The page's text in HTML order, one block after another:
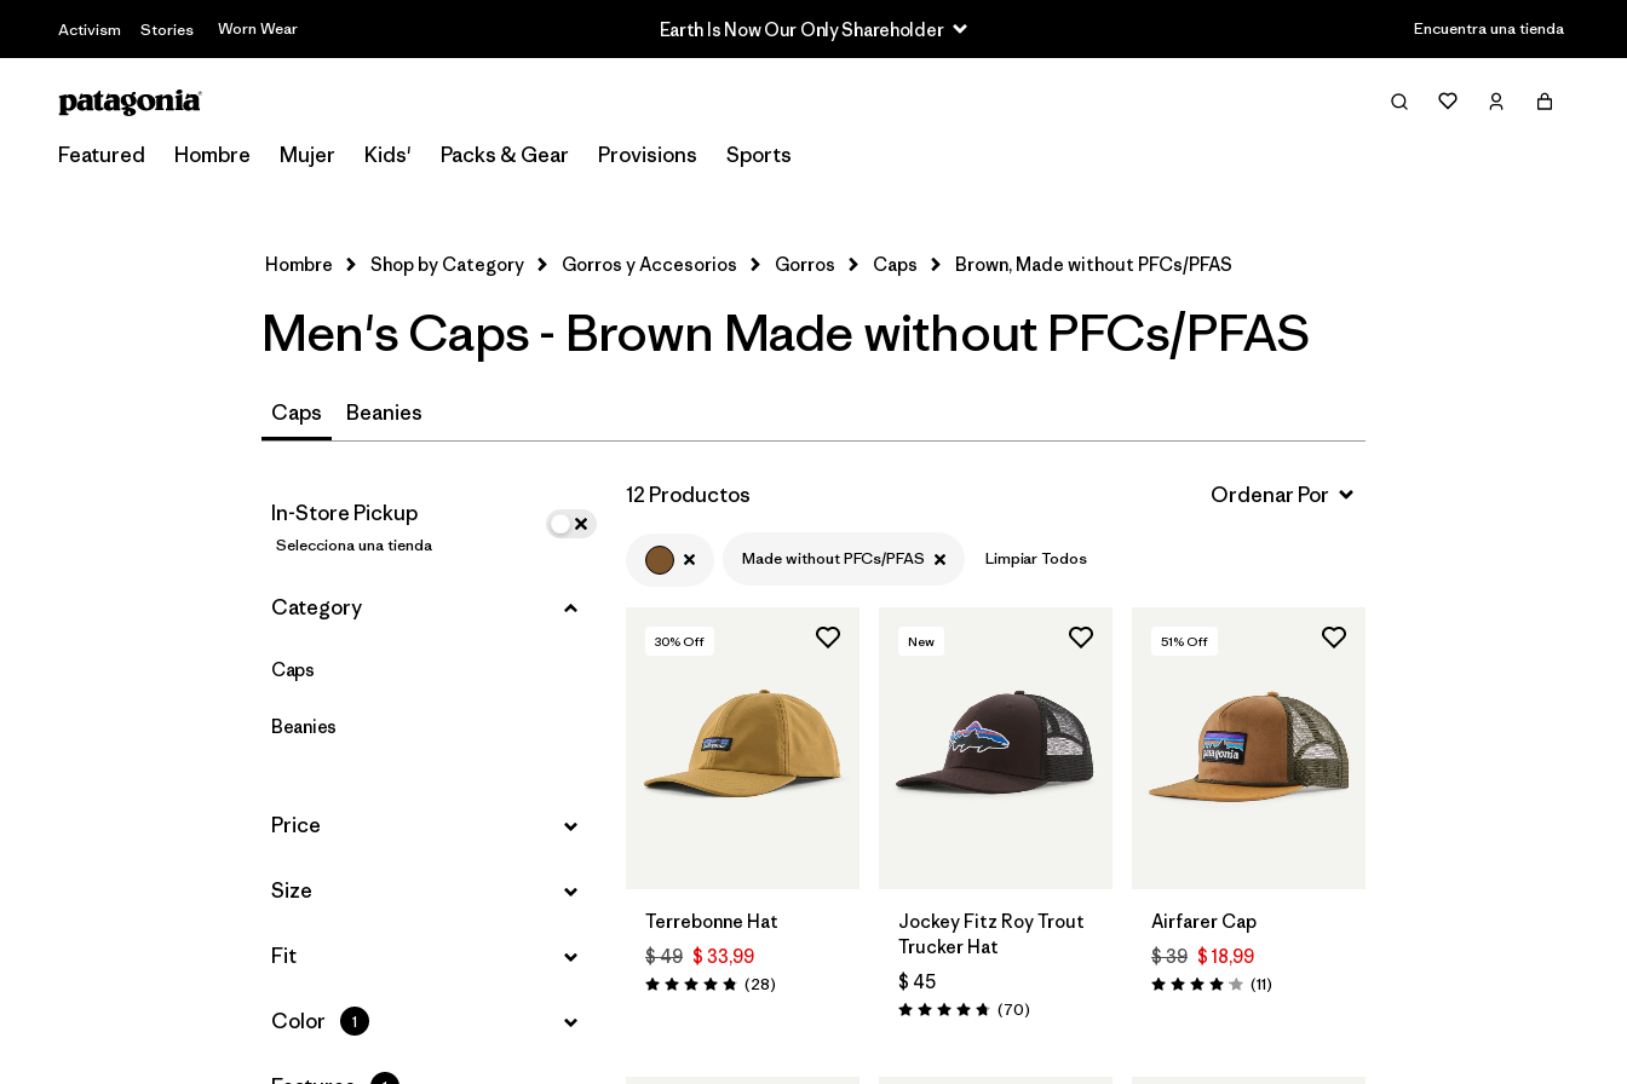
Activism Stories Worn Wear Earth Is Now Our Only Shareholder Encuentra una tienda
Featured Hombre Mujer Kids' Packs & Gear Provisions Sports
Filter & Sort
Selecciona una tienda
Filtrar por
Price
Filtrar por
Size
Filtrar por
Features
Filtrar por
Materials & Fabric
Hombre Shop by Category Gorros y Accesorios Gorros Caps Brown, Made without PFCs/PFAS
Men's Caps - Brown Made without PFCs/PFAS
Caps Beanies
In-Store Pickup
Selecciona una tienda
Filtrar por
Category
Caps
Beanies
Filtrar por
Price
Filtrar por
Size
Filtrar por
Fit
Filtrar por
Color 1
12 Productos
Made without PFCs/PFAS Limpiar Todos
30% Off
Terrebonne Hat
$ 49 $ 33,99
Valoración: 4.8 / 5
(28Comentarios
)
New
Jockey Fitz Roy Trout
Trucker Hat
$ 45
Valoración: 4.8 / 5
(70Comentarios
)
51% Off
Airfarer Cap
$ 39 $ 18,99
Valoración: 4.1 / 5
(11Comentarios
)